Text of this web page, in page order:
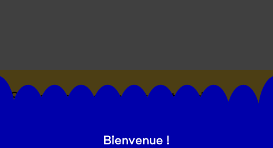
Suivez toutes les actualités du
Bienvenue !